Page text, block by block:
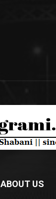
ABOUT US